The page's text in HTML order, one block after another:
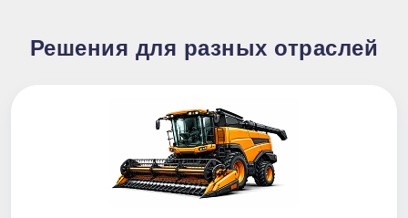
Решения для разных отраслей